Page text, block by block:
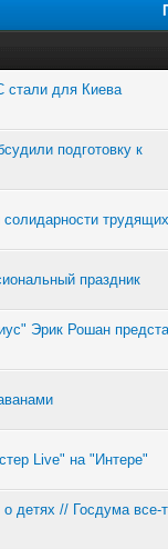
стали для Киева
подготовку к
праздник
Эрик Рошан
Live" на "Интере"
детях // Госдума все-